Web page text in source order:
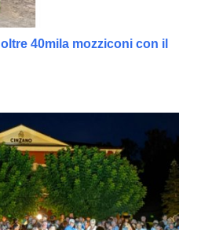
40mila mozziconi con il